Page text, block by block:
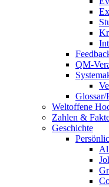
QM-
Glossar/
Weltoffene
Zahlen &
Geschichte